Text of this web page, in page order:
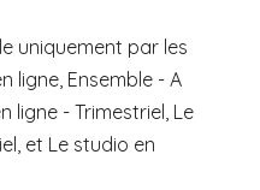
uniquement par les
ligne, Ensemble - A
ligne - Trimestriel, Le
et Le studio en